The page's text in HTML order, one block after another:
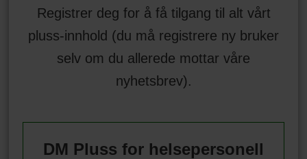
Registrer deg for å få tilgang til alt vårt
pluss-innhold (du må registrere ny bruker
selv om du allerede mottar våre
nyhetsbrev).
DM Pluss for helsepersonell